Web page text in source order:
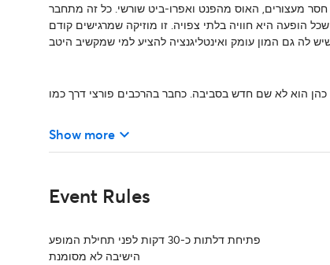
חסר מעצורים, האוס מהפנט ואפרו-ביט שורשי. כל זה מתחבר
הופעה היא חוויה בלתי צפויה. זו מוזיקה שמרגישים קודם
כהן הוא לא שם חדש בסביבה. כחבר בהרכבים פורצי דרך כמו
Show more keyboard_arrow_down
Event Rules
פתיחת דלתות כ-30 דקות לפני תחילת המופע
הישיבה לא מסומנת